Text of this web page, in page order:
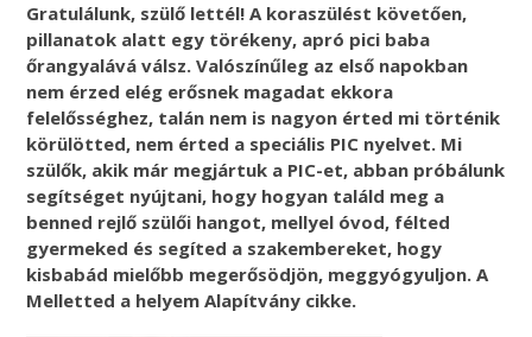
Gratulálunk, szülő lettél! A koraszülést követően,
pillanatok alatt egy törékeny, apró pici baba
őrangyalává válsz. Valószínűleg az első napokban
nem érzed elég erősnek magadat ekkora
felelősséghez, talán nem is nagyon érted mi történik
körülötted, nem érted a speciális PIC nyelvet. Mi
szülők, akik már megjártuk a PIC-et, abban próbálunk
segítséget nyújtani, hogy hogyan találd meg a
benned rejlő szülői hangot, mellyel óvod, félted
gyermeked és segíted a szakembereket, hogy
kisbabád mielőbb megerősödjön, meggyógyuljon. A
Melletted a helyem Alapítvány cikke.